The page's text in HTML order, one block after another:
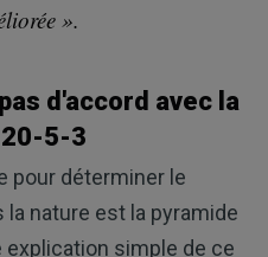
».
d'accord avec la
5-3
pour déterminer le
nature est la pyramide
explication simple de ce